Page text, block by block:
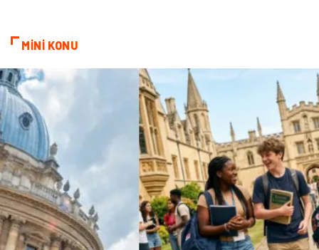
Dernekler ve Birlikler
Kiralama Servisleri Alüminyum
Doğal Enerji Kaynakları İşitme
Hediyelik Eşya Veteriner
Pazarlama Moda
MİNİ KONU